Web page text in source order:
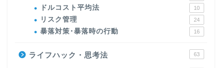
ドルコスト平均法 10
リスク管理 24
暴落対策･暴落時の行動 16
ライフハック・思考法 63